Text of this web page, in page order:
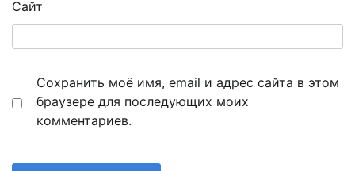
Сайт
Сохранить моё имя, email и адрес сайта в этом
браузере для последующих моих
комментариев.